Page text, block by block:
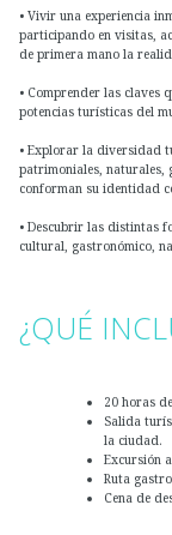
• Vivir una experiencia
participando en visitas,
de primera mano la
• Comprender las claves
potencias turísticas del
• Explorar la diversidad
patrimoniales, naturales,
conforman su identidad
• Descubrir las distintas
cultural, gastronómico,
¿QUÉ
20 horas
Salida
la ciudad.
Excursión
Ruta
Cena de